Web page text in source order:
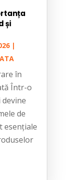
și
|
în
Într-o
de
esențiale